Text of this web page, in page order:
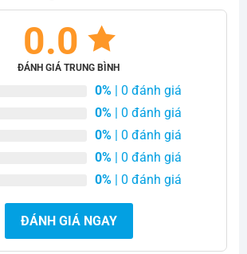
0.0
ĐÁNH GIÁ TRUNG BÌNH
0% | 0 đánh giá
0% | 0 đánh giá
0% | 0 đánh giá
0% | 0 đánh giá
0% | 0 đánh giá
ĐÁNH GIÁ NGAY